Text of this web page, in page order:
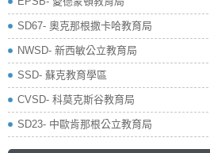
SD67- 奧克那根撒卡哈教育局
NWSD- 新西敏公立教育局
SSD- 蘇克教育學區
CVSD- 科莫克斯谷教育局
SD23- 中歐肯那根公立教育局